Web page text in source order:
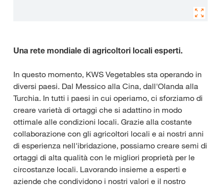
Una rete mondiale di agricoltori locali esperti.
In questo momento, KWS Vegetables sta operando in
diversi paesi. Dal Messico alla Cina, dall'Olanda alla
Turchia. In tutti i paesi in cui operiamo, ci sforziamo di
creare varietà di ortaggi che si adattino in modo
ottimale alle condizioni locali. Grazie alla costante
collaborazione con gli agricoltori locali e ai nostri anni
di esperienza nell'ibridazione, possiamo creare semi di
ortaggi di alta qualità con le migliori proprietà per le
circostanze locali. Lavorando insieme a esperti e
aziende che condividono i nostri valori e il nostro